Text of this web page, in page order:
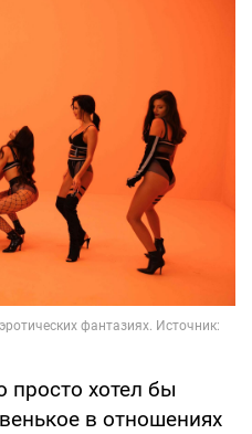
просто хотел бы
в отношениях